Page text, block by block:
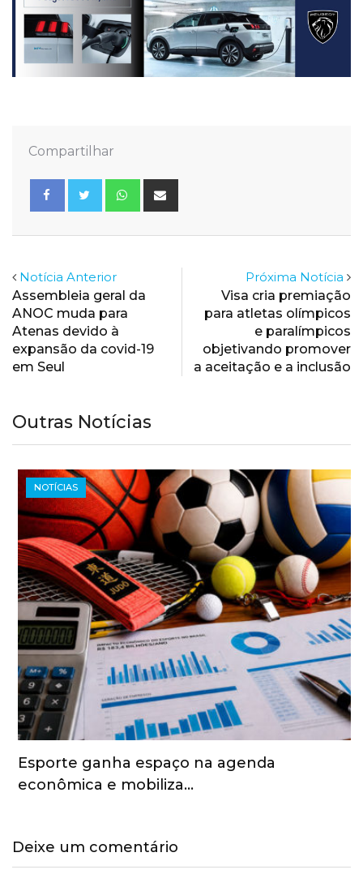
Compartilhar
Whatsapp
Notícia Anterior
Assembleia geral da
ANOC muda para
Atenas devido à
expansão da covid-19
em Seul
Próxima Notícia
Visa cria premiação
para atletas olímpicos
e paralímpicos
objetivando promover
a aceitação e a inclusão
Outras Notícias
NOTÍCIAS
Esporte ganha espaço na agenda
econômica e mobiliza…
Deixe um comentário